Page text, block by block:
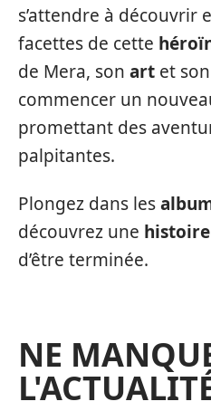
s’attendre à découvrir
facettes de cette
de Mera, son art et son
commencer un
promettant des
palpitantes.
Plongez dans les
découvrez une histoire
d’être terminée.
NE